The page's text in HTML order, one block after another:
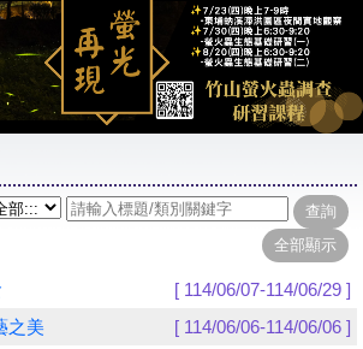
[ 114/06/07-114/06/29 ]
之美
[ 114/06/06-114/06/06 ]